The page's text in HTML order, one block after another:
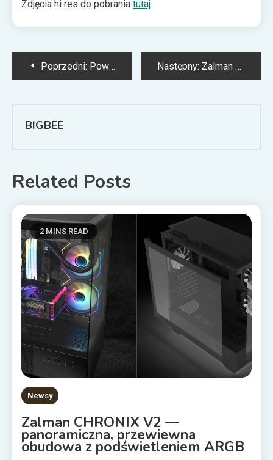
Zdjęcia hi res do pobrania tutaj
Nawigacja
Poprzedni: PowerWalker: zasilacz UPS, który może być sterowalny z każdego miejsca na świecie Następny: Zalman S2 i S2 TG – eleganckie i przestronne obudowy w rozsądnych cenach
BIGBEE
Related Posts
2 MINS READ
Newsy
Zalman CHRONIX V2 —
panoramiczna, przewiewna
obudowa z podświetleniem ARGB